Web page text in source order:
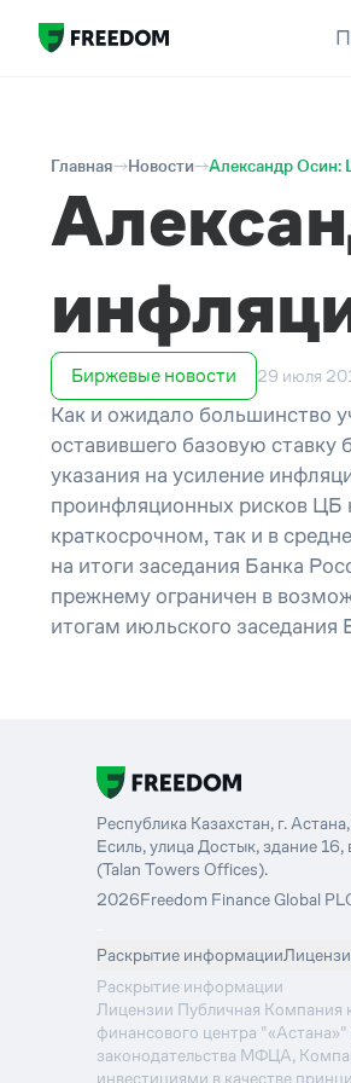
Главная Новости Александр Осин:
Биржевые новости 29 июля
Как и ожидало большинство
оставившего базовую ставку
указания на усиление
проинфляционных рисков ЦБ
краткосрочном, так и в
на итоги заседания Банка
прежнему ограничен в
итогам июльского
Республика Казахстан, г.
Есиль, улица Достык, здание 16,
(Talan Towers Offices).
2026Freedom Finance Global
Раскрытие информации
Раскрытие информации
Лицензии Публичная Компания
финансового центра
законодательства МФЦА,
инвестициями в качестве